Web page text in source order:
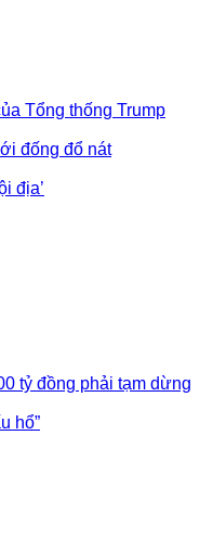
Tổng thống Trump
đống đổ nát
địa’
tỷ đồng phải tạm dừng
hổ”